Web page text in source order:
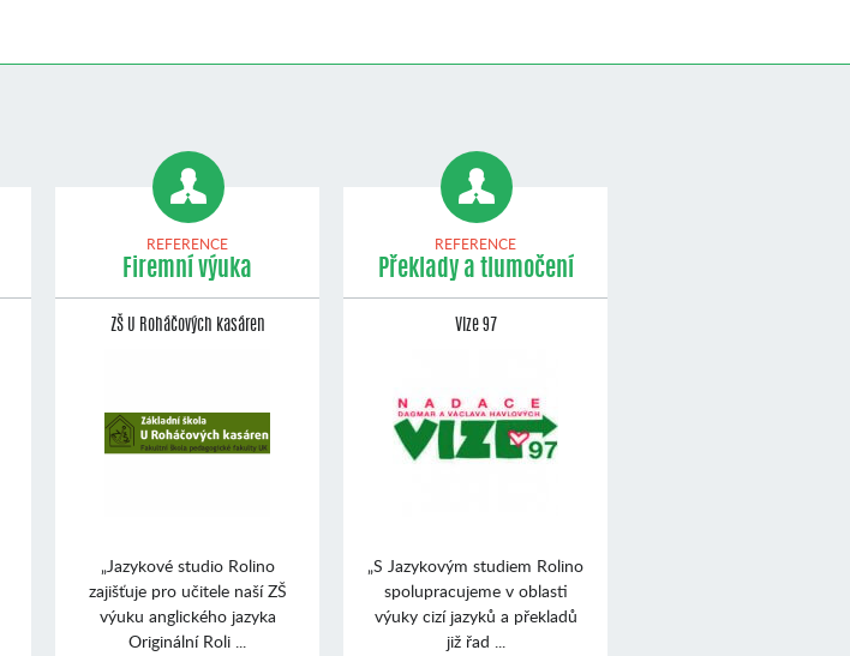
REFERENCE
Firemní výuka
ZŠ U Roháčových kasáren
„Jazykové studio Rolino
zajišťuje pro učitele naší ZŠ
výuku anglického jazyka
Originální Roli ...
REFERENCE
Překlady a tlumočení
Vize 97
„S Jazykovým studiem Rolino
spolupracujeme v oblasti
výuky cizí jazyků a překladů
již řad ...